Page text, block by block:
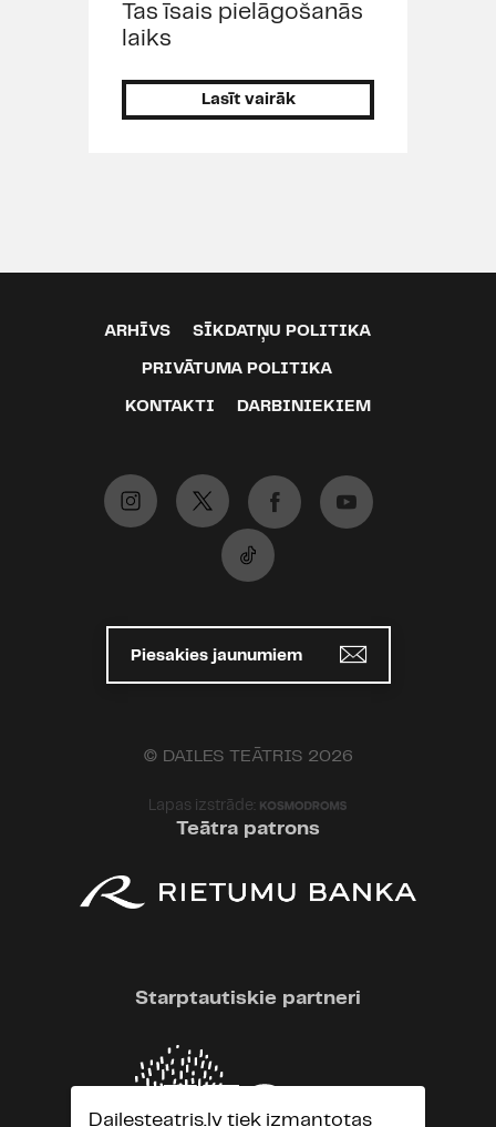
Tas īsais pielāgošanās
laiks
Lasīt vairāk
ARHĪVS SĪKDATŅU POLITIKA
PRIVĀTUMA POLITIKA
KONTAKTI DARBINIEKIEM
Piesakies jaunumiem
© DAILES TEĀTRIS 2026
Lapas izstrāde:
Teātra patrons
Starptautiskie partneri
Dailesteatris.lv tiek izmantotas